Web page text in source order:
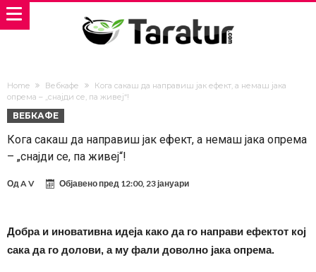
Home Вебкафе
Кога сакаш да направиш јак ефект, а немаш јака
опрема – „снајди се, па живеј“!
ВЕБКАФЕ
Кога сакаш да направиш јак ефект, а немаш јака опрема
– „снајди се, па живеј“!
ОдA V Објавено пред 12:00, 23 јануари
Добра и иновативна идеја како да го направи ефектот кој
сака да го долови, а му фали доволно јака опрема.